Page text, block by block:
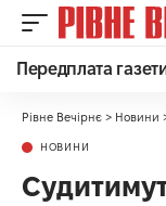
Передплата
Рівне Вечірнє > Новини
НОВИНИ